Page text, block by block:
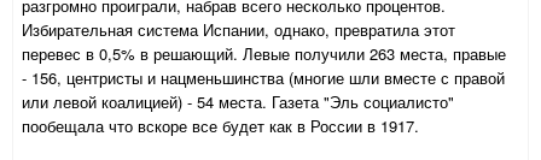
разгромно проиграли, набрав всего несколько процентов.
Избирательная система Испании, однако, превратила этот
перевес в 0,5% в решающий. Левые получили 263 места, правые
- 156, центристы и нацменьшинства (многие шли вместе с правой
или левой коалицией) - 54 места. Газета "Эль социалисто"
пообещала что вскоре все будет как в России в 1917.